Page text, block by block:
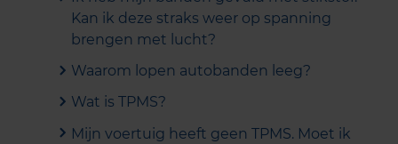
Kan ik deze straks weer op spanning
brengen met lucht?
Waarom lopen autobanden leeg?
Wat is TPMS?
Mijn voertuig heeft geen TPMS. Moet ik